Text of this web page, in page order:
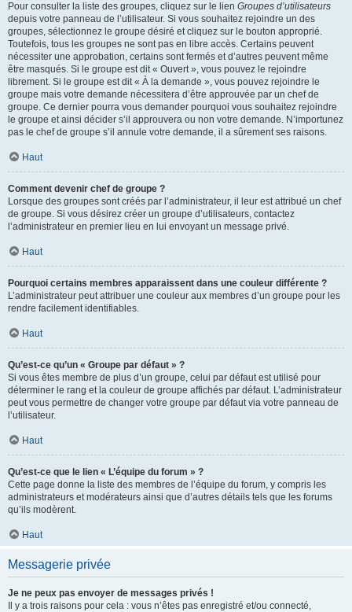
Pour consulter la liste des groupes, cliquez sur le lien Groupes d’utilisateurs
depuis votre panneau de l’utilisateur. Si vous souhaitez rejoindre un des
groupes, sélectionnez le groupe désiré et cliquez sur le bouton approprié.
Toutefois, tous les groupes ne sont pas en libre accès. Certains peuvent
nécessiter une approbation, certains sont fermés et d’autres peuvent même
être masqués. Si le groupe est dit « Ouvert », vous pouvez le rejoindre
librement. Si le groupe est dit « À la demande », vous pouvez rejoindre le
groupe mais votre demande nécessitera d’être approuvée par un chef de
groupe. Ce dernier pourra vous demander pourquoi vous souhaitez rejoindre
le groupe et ainsi décider s’il approuvera ou non votre demande. N’importunez
pas le chef de groupe s’il annule votre demande, il a sûrement ses raisons.
Haut
Comment devenir chef de groupe ?
Lorsque des groupes sont créés par l’administrateur, il leur est attribué un chef
de groupe. Si vous désirez créer un groupe d’utilisateurs, contactez
l’administrateur en premier lieu en lui envoyant un message privé.
Haut
Pourquoi certains membres apparaissent dans une couleur différente ?
L’administrateur peut attribuer une couleur aux membres d’un groupe pour les
rendre facilement identifiables.
Haut
Qu’est-ce qu’un « Groupe par défaut » ?
Si vous êtes membre de plus d’un groupe, celui par défaut est utilisé pour
déterminer le rang et la couleur de groupe affichés par défaut. L’administrateur
peut vous permettre de changer votre groupe par défaut via votre panneau de
l’utilisateur.
Haut
Qu’est-ce que le lien « L’équipe du forum » ?
Cette page donne la liste des membres de l’équipe du forum, y compris les
administrateurs et modérateurs ainsi que d’autres détails tels que les forums
qu’ils modèrent.
Haut
Messagerie privée
Je ne peux pas envoyer de messages privés !
Il y a trois raisons pour cela : vous n’êtes pas enregistré et/ou connecté,